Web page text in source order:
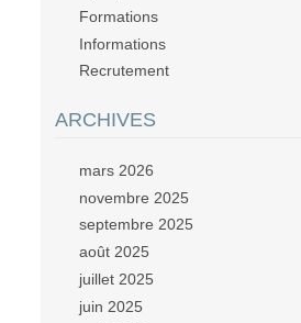
Formations
Informations
Recrutement
ARCHIVES
mars 2026
novembre 2025
septembre 2025
août 2025
juillet 2025
juin 2025